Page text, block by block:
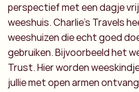
perspectief met een dagje
weeshuis. Charlie’s Travels
weeshuizen die echt goed
gebruiken. Bijvoorbeeld het
Trust. Hier worden
jullie met open armen